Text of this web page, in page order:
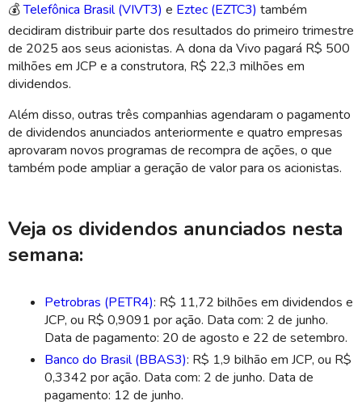
💰Telefônica Brasil (VIVT3) e Eztec (EZTC3) também
decidiram distribuir parte dos resultados do primeiro trimestre
de 2025 aos seus acionistas. A dona da Vivo pagará R$ 500
milhões em JCP e a construtora, R$ 22,3 milhões em
dividendos.
Além disso, outras três companhias agendaram o pagamento
de dividendos anunciados anteriormente e quatro empresas
aprovaram novos programas de recompra de ações, o que
também pode ampliar a geração de valor para os acionistas.
Veja os dividendos anunciados nesta
semana:
Petrobras (PETR4): R$ 11,72 bilhões em dividendos e
JCP, ou R$ 0,9091 por ação. Data com: 2 de junho.
Data de pagamento: 20 de agosto e 22 de setembro.
Banco do Brasil (BBAS3): R$ 1,9 bilhão em JCP, ou R$
0,3342 por ação. Data com: 2 de junho. Data de
pagamento: 12 de junho.